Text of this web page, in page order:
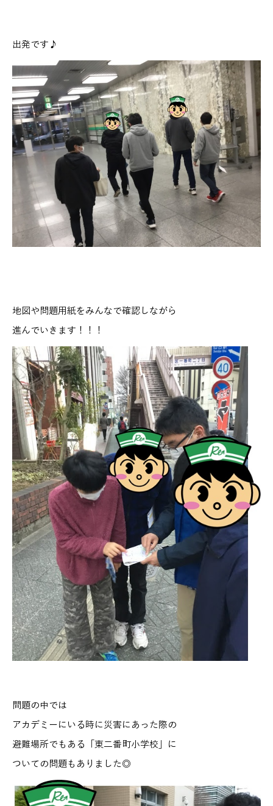
出発です♪
地図や問題用紙をみんなで確認しながら
進んでいきます！！！
問題の中では
アカデミーにいる時に災害にあった際の
避難場所でもある「東二番町小学校」に
ついての問題もありました◎